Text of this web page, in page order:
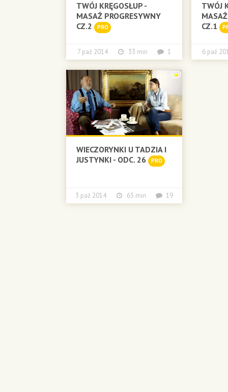
TWÓJ KRĘGOSŁUP -
MASAŻ PROGRESYWNY
CZ.2
PRO
7 paź 2014 33 min 1
TWÓJ
CZ.1
6 paź
WIECZORYNKI U TADZIA I
JUSTYNKI - ODC. 26
PRO
3 paź 2014 65 min 19